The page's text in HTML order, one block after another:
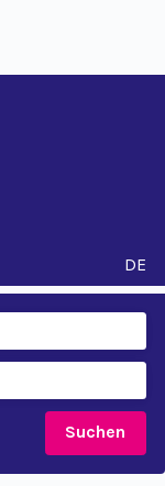
DE
Suchen